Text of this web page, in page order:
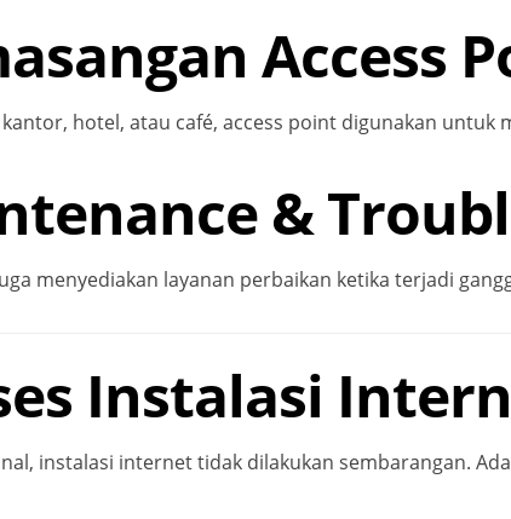
Access
hotel, atau café, access point digunakan
&
menyediakan layanan perbaikan ketika terjadi
Instalasi
instalasi internet tidak dilakukan sembarangan.